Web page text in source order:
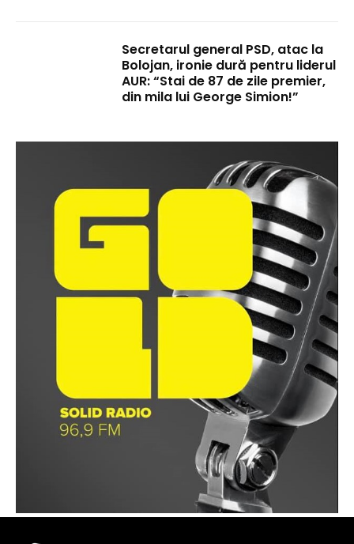
Secretarul general PSD, atac la
Bolojan, ironie dură pentru liderul
AUR: “Stai de 87 de zile premier,
din mila lui George Simion!”